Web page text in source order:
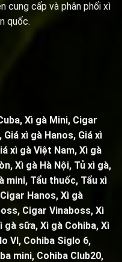
cung cấp và phân phối xì
quốc.
, Xì gà Mini, Cigar
, Giá xì gà Hanos, Giá xì
xì gà Việt Nam, Xì gà
Xì gà Hà Nội, Tủ xì gà,
mini, Tẩu thuốc, Tẩu xì
Hanos, Xì gà
Cigar Vinaboss, Xì
gà sữa, Xì gà Cohiba, Xì
VI, Cohiba Siglo 6,
mini, Cohiba Club20,